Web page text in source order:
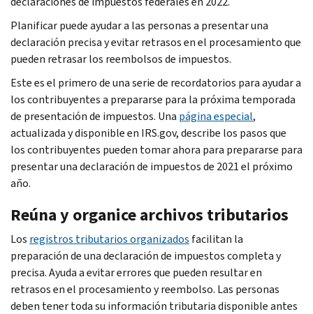
Planificar puede ayudar a las personas a presentar una
declaración precisa y evitar retrasos en el procesamiento que
pueden retrasar los reembolsos de impuestos.
Este es el primero de una serie de recordatorios para ayudar a
los contribuyentes a prepararse para la próxima temporada
de presentación de impuestos. Una página especial,
actualizada y disponible en IRS.gov, describe los pasos que
los contribuyentes pueden tomar ahora para prepararse para
presentar una declaración de impuestos de 2021 el próximo
año.
Reúna y organice archivos tributarios
Los registros tributarios organizados facilitan la
preparación de una declaración de impuestos completa y
precisa. Ayuda a evitar errores que pueden resultar en
retrasos en el procesamiento y reembolso. Las personas
deben tener toda su información tributaria disponible antes